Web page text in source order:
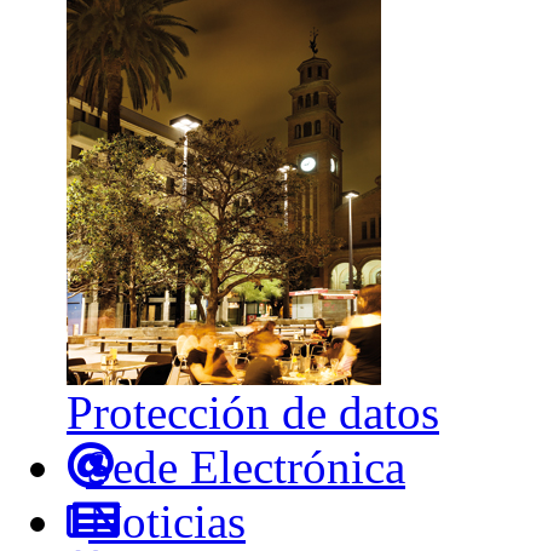
Protección de datos
Sede Electrónica
Noticias